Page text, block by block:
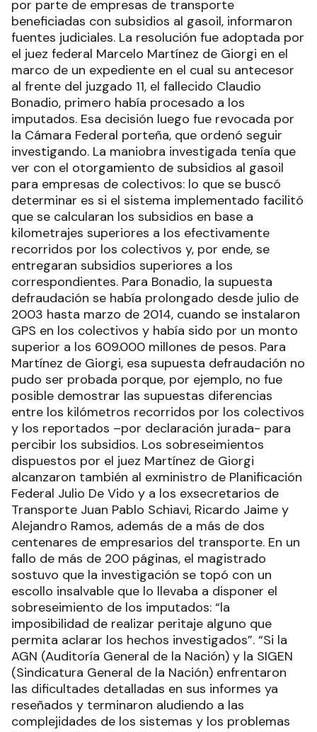
por parte de empresas de transporte
beneficiadas con subsidios al gasoil, informaron
fuentes judiciales. La resolución fue adoptada por
el juez federal Marcelo Martínez de Giorgi en el
marco de un expediente en el cual su antecesor
al frente del juzgado 11, el fallecido Claudio
Bonadio, primero había procesado a los
imputados. Esa decisión luego fue revocada por
la Cámara Federal porteña, que ordenó seguir
investigando. La maniobra investigada tenía que
ver con el otorgamiento de subsidios al gasoil
para empresas de colectivos: lo que se buscó
determinar es si el sistema implementado facilitó
que se calcularan los subsidios en base a
kilometrajes superiores a los efectivamente
recorridos por los colectivos y, por ende, se
entregaran subsidios superiores a los
correspondientes. Para Bonadio, la supuesta
defraudación se había prolongado desde julio de
2003 hasta marzo de 2014, cuando se instalaron
GPS en los colectivos y había sido por un monto
superior a los 609.000 millones de pesos. Para
Martínez de Giorgi, esa supuesta defraudación no
pudo ser probada porque, por ejemplo, no fue
posible demostrar las supuestas diferencias
entre los kilómetros recorridos por los colectivos
y los reportados –por declaración jurada- para
percibir los subsidios. Los sobreseimientos
dispuestos por el juez Martínez de Giorgi
alcanzaron también al exministro de Planificación
Federal Julio De Vido y a los exsecretarios de
Transporte Juan Pablo Schiavi, Ricardo Jaime y
Alejandro Ramos, además de a más de dos
centenares de empresarios del transporte. En un
fallo de más de 200 páginas, el magistrado
sostuvo que la investigación se topó con un
escollo insalvable que lo llevaba a disponer el
sobreseimiento de los imputados: “la
imposibilidad de realizar peritaje alguno que
permita aclarar los hechos investigados”. “Si la
AGN (Auditoría General de la Nación) y la SIGEN
(Sindicatura General de la Nación) enfrentaron
las dificultades detalladas en sus informes ya
reseñados y terminaron aludiendo a las
complejidades de los sistemas y los problemas